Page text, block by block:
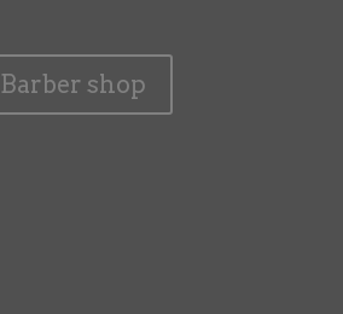
Barber shop